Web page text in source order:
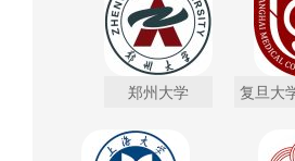
郑州大学 复旦大